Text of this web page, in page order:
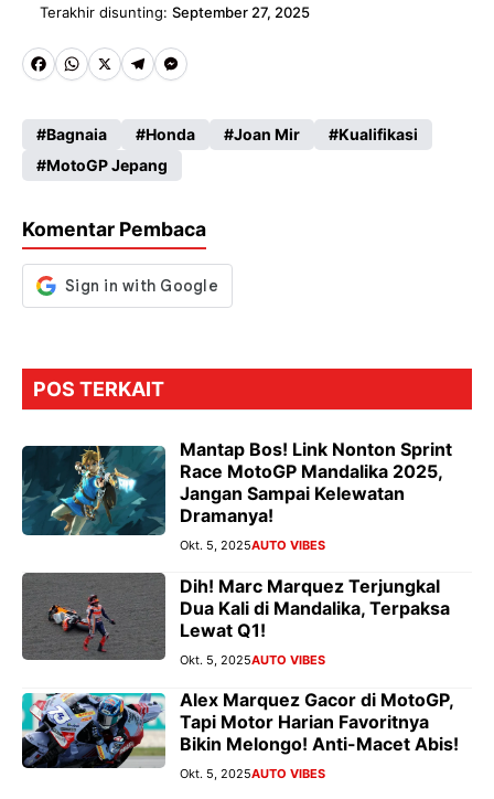
Terakhir disunting: September 27, 2025
Fa
b
o
k
W
ts
A
p
X
Te
gr
a
M
se
n
er
Bagnaia Honda Joan Mir
Kualifikasi
MotoGP Jepang
Komentar Pembaca
POS TERKAIT
Mantap Bos! Link Nonton Sprint
Race MotoGP Mandalika 2025,
Jangan Sampai Kelewatan
Dramanya!
Okt. 5, 2025AUTO VIBES
Dih! Marc Marquez Terjungkal
Dua Kali di Mandalika, Terpaksa
Lewat Q1!
Okt. 5, 2025AUTO VIBES
Alex Marquez Gacor di MotoGP,
Tapi Motor Harian Favoritnya
Bikin Melongo! Anti-Macet Abis!
Okt. 5, 2025AUTO VIBES